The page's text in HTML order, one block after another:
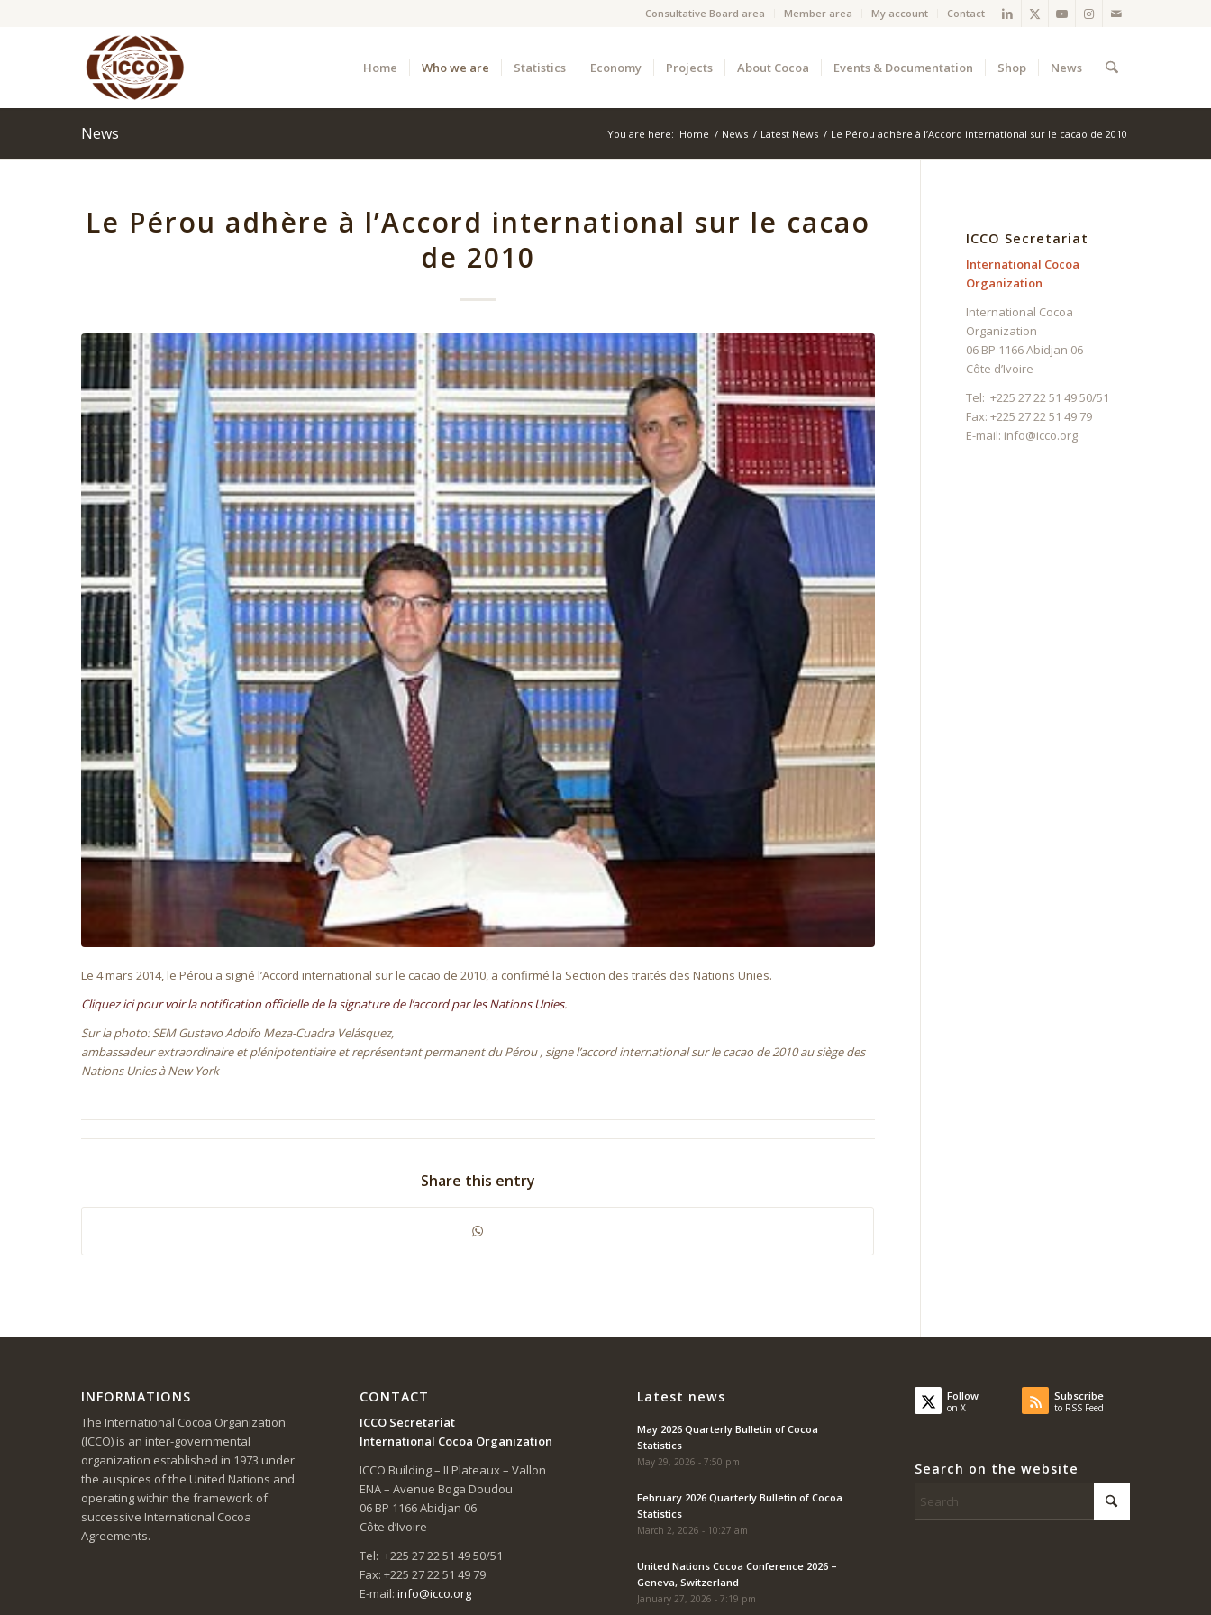
Consultative Board area Member area My account Contact
Home Who we are Statistics Economy Projects About Cocoa Events & Documentation Shop News
News You are here: Home / News / Latest News / Le Pérou adhère à l’Accord international sur le cacao de 2010
Le Pérou adhère à l’Accord international sur le cacao
de 2010
Le 4 mars 2014, le Pérou a signé l’Accord international sur le cacao de 2010, a confirmé la Section des traités des Nations Unies.
Cliquez ici pour voir la notification officielle de la signature de l’accord par les Nations Unies.
Sur la photo: SEM Gustavo Adolfo Meza-Cuadra Velásquez,
ambassadeur extraordinaire et plénipotentiaire et représentant permanent du Pérou, signe l’accord international sur le cacao de 2010 au siège des
Nations Unies à New York
Share this entry
ICCO Secretariat
International Cocoa
Organization
International Cocoa
Organization
06 BP 1166 Abidjan 06
Côte d’Ivoire
Tel: +225 27 22 51 49 50/51
Fax: +225 27 22 51 49 79
E-mail: info@icco.org
INFORMATIONS
The International Cocoa Organization
(ICCO) is an inter-governmental
organization established in 1973 under
the auspices of the United Nations and
operating within the framework of
successive International Cocoa
Agreements.
CONTACT
ICCO Secretariat
International Cocoa Organization
ICCO Building – II Plateaux – Vallon
ENA – Avenue Boga Doudou
06 BP 1166 Abidjan 06
Côte d’Ivoire
Tel: +225 27 22 51 49 50/51
Fax: +225 27 22 51 49 79
E-mail: info@icco.org
Latest news
May 2026 Quarterly Bulletin of Cocoa
Statistics
May 29, 2026 - 7:50 pm
February 2026 Quarterly Bulletin of Cocoa
Statistics
March 2, 2026 - 10:27 am
United Nations Cocoa Conference 2026 –
Geneva, Switzerland
January 27, 2026 - 7:19 pm
Follow
on X
Subscribe
to RSS Feed
Search on the website